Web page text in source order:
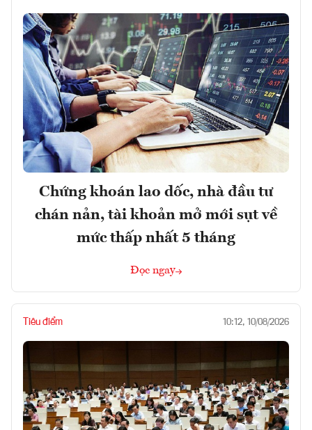
Chứng khoán lao dốc, nhà đầu tư
chán nản, tài khoản mở mới sụt về
mức thấp nhất 5 tháng
Đọc ngay
Tiêu điểm 10:12, 10/08/2026